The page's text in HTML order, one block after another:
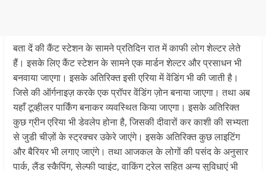
बता दें की कैंट स्टेशन के सामने प्रतिदिन रात में काफी लोग शेल्टर लेते
हैं। इसके लिए कैंट स्टेशन के सामने एक मार्डन शेल्टर और प्रसाधन भी
बनवाया जाएगा। इसके अतिरिक्त इसी एरिया में वेंडिंग भी की जाती है।
जिसे की ऑर्गनाइज़ करके एक प्रॉपर वेंडिंग ज़ोन बनाया जाएगा। तथा अब
यहाँ टूव्हीलर पार्किंग बनाकर व्यवस्थित किया जाएगा। इसके अतिरिक्त
कुछ ग्रीन एरिया भी डेवलेप होना है, जिसकी दीवारों कर काशी की सभ्यता
से जुडी चीज़ों के स्ट्रक्चर उकेरे जाएंगे। इसके अतिरिक्त कुछ लाइटिंग
और बैरियर भी लगाए जाएंगे। तथा आजकल के लोगों की पसंद के अनुसार
पार्क, लैंड स्कैपिंग, सेल्फी प्वाइंट, वाकिंग ट्रेल सहित अन्य सुविधाएं भी